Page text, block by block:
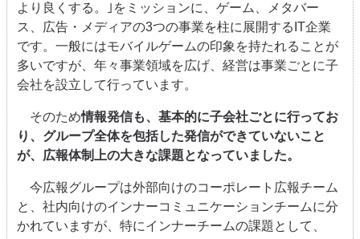
より良くする。｣をミッションに、ゲーム、メタバー
ス、広告・メディアの3つの事業を柱に展開するIT企業
です。一般にはモバイルゲームの印象を持たれることが
多いですが、年々事業領域を広げ、経営は事業ごとに子
会社を設立して行っています。
そのため情報発信も、基本的に子会社ごとに行ってお
り、グループ全体を包括した発信ができていないこと
が、広報体制上の大きな課題となっていました。
今広報グループは外部向けのコーポレート広報チーム
と、社内向けのインナーコミュニケーションチームに分
かれていますが、特にインナーチームの課題として、